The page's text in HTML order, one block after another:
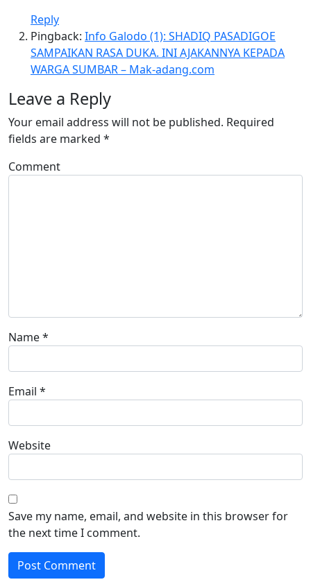
Reply
Pingback: Info Galodo (1): SHADIQ PASADIGOE
SAMPAIKAN RASA DUKA. INI AJAKANNYA KEPADA
WARGA SUMBAR – Mak-adang.com
Leave a Reply
Your email address will not be published. Required
fields are marked *
Comment
Name*
Email *
Website
Save my name, email, and website in this browser for
the next time I comment.